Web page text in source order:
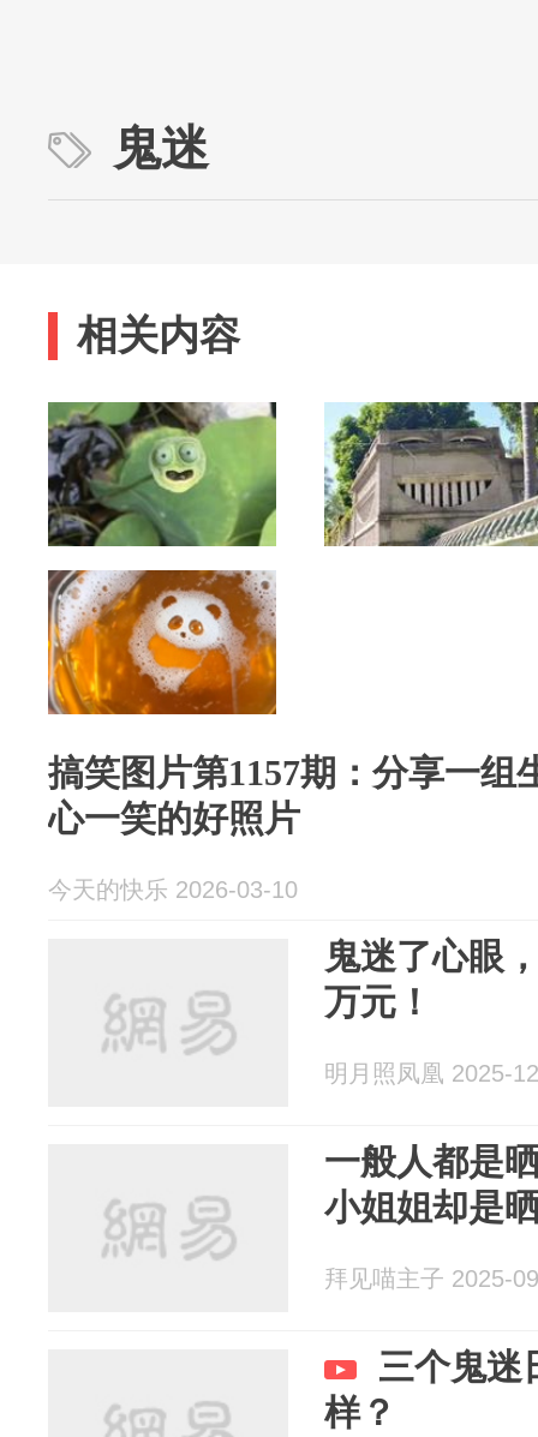
鬼迷
相关内容
搞笑图片第1157期：分享一组
心一笑的好照片
今天的快乐 2026-03-10
鬼迷了心眼
万元！
明月照凤凰 2025-
一般人都是
小姐姐却是
拜见喵主子 2025-
三个鬼迷
样？